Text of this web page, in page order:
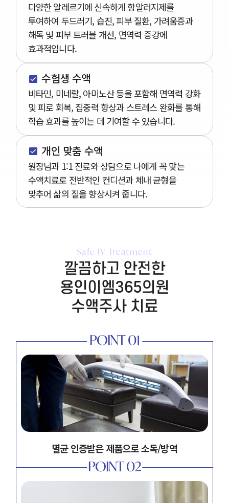
다양한 알레르기에 신속하게 항알러지제를
투여하여 두드러기, 습진, 피부 질환, 가려움증과
해독 및 피부 트러블 개선, 면역력 증강에
효과적입니다.
수험생 수액
비타민, 미네랄, 아미노산 등을 포함해 면역력 강화
및 피로 회복, 집중력 향상과 스트레스 완화를 통해
학습 효과를 높이는 데 기여할 수 있습니다.
개인 맞춤 수액
원장님과 1:1 진료와 상담으로 나에게 꼭 맞는
수액치료로 전반적인 컨디션과 체내 균형을
맞추어 삶의 질을 향상시켜 줍니다.
Safe IV Treatment
깔끔하고 안전한
용인이엠365의원
수액주사 치료
POINT 01
멸균 인증받은 제품으로 소독/방역
POINT 02